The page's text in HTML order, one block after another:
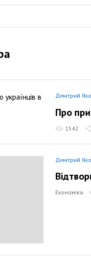
Дмитрий
Про
1542
Дмитрий
Економіка